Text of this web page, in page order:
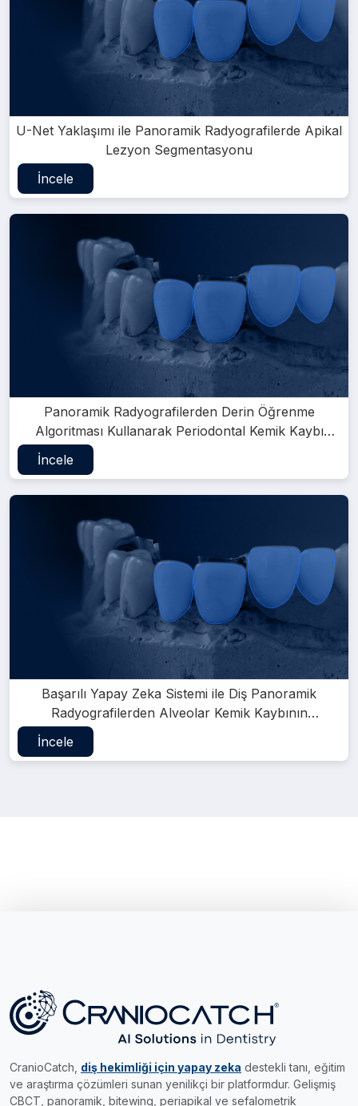
U-Net Yaklaşımı ile Panoramik Radyografilerde Apikal
Lezyon Segmentasyonu
İncele
Panoramik Radyografilerden Derin Öğrenme
Algoritması Kullanarak Periodontal Kemik Kaybı
Desenleri ve Furkasyon Defektlerinin Tespiti:
İncele
Başarılı Yapay Zeka Sistemi ile Diş Panoramik
Radyografilerden Alveolar Kemik Kaybının
İncele
CranioCatch, diş hekimliği için yapay zeka destekli tanı, eğitim
ve araştırma çözümleri sunan yenilikçi bir platformdur. Gelişmiş
CBCT, panoramik, bitewing, periapikal ve sefalometrik